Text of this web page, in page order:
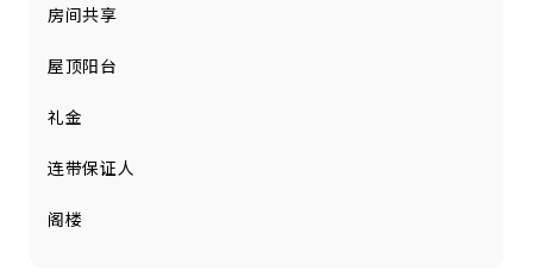
房间共享
屋顶阳台
礼金
连带保证人
阁楼